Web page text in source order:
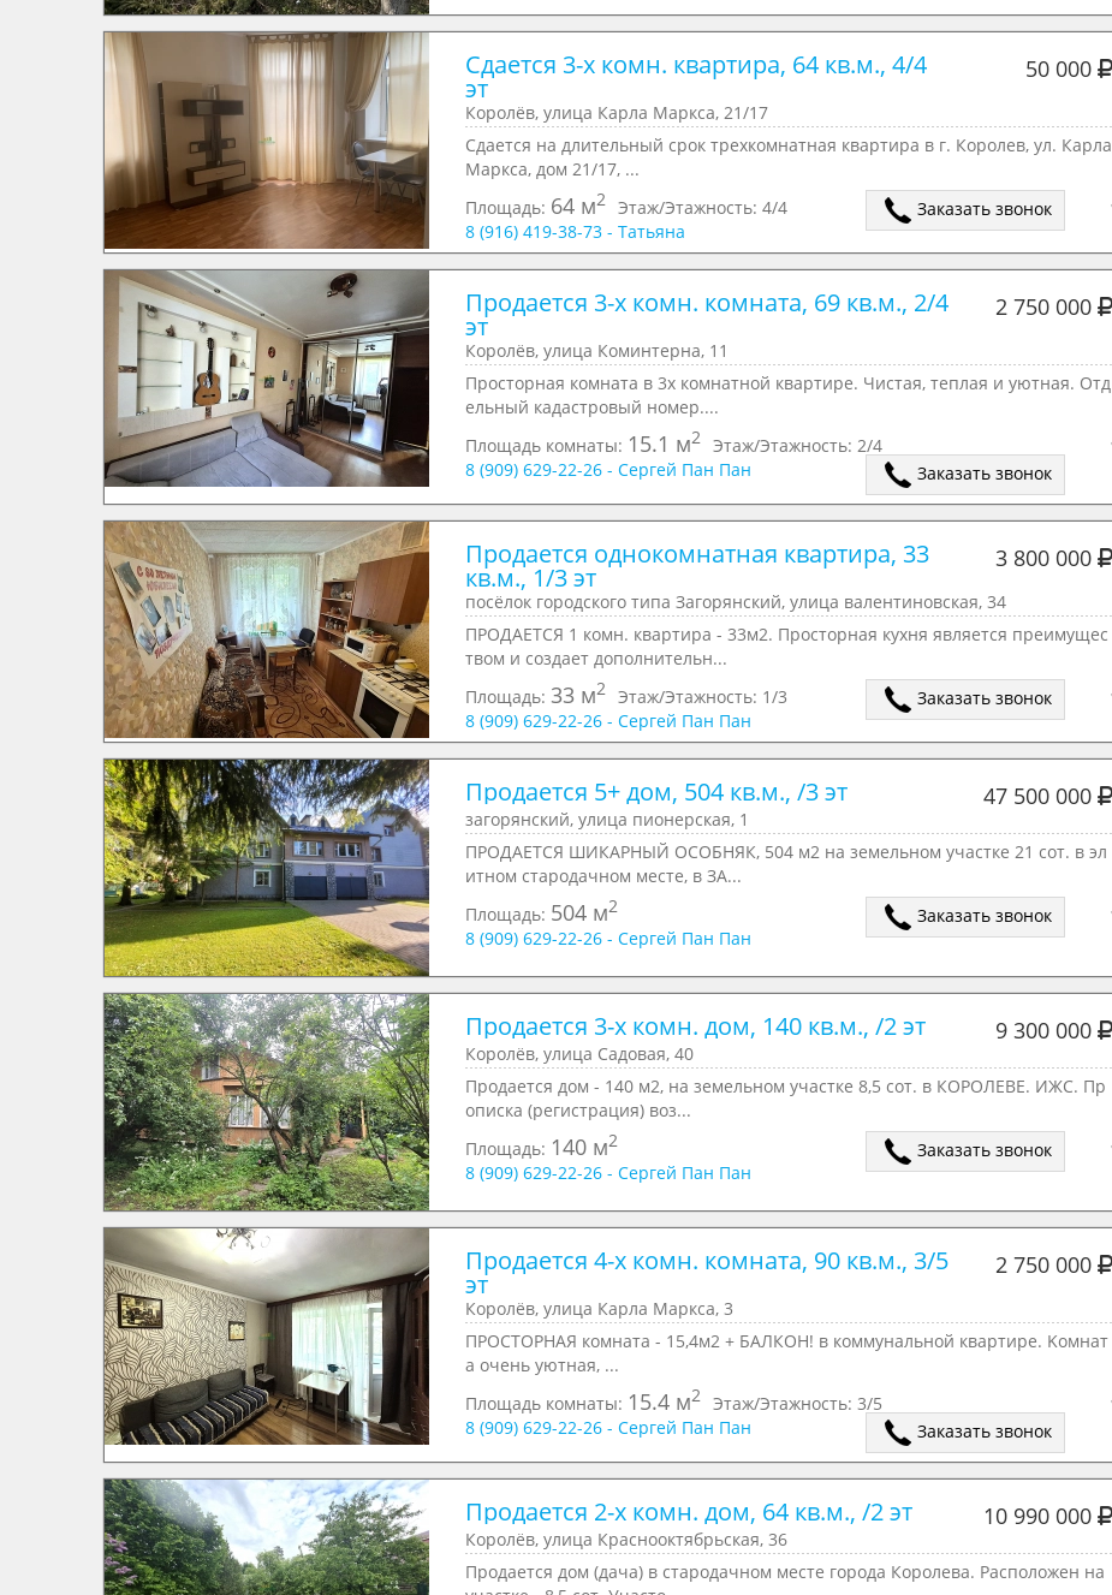
Сдается 3-х комн. квартира, 64 кв.м., 4/4
эт
50 000
Королёв, улица Карла Маркса, 21/17
Сдается на длительный срок трехкомнатная квартира в г. Королев, ул. Карла
Маркса, дом 21/17, ...
Площадь: 64 м2 Этаж/Этажность: 4/4
Заказать звонок
8 (916) 419-38-73 - Татьяна
Продается 3-х комн. комната, 69 кв.м., 2/4
эт
2 750 000
Королёв, улица Коминтерна, 11
Просторная комната в 3х комнатной квартире. Чистая, теплая и уютная. Отд
ельный кадастровый номер....
Площадь комнаты: 15.1 м2 Этаж/Этажность: 2/4
Заказать звонок
8 (909) 629-22-26 - Сергей Пан Пан
Продается однокомнатная квартира, 33
кв.м., 1/3 эт
3 800 000
посёлок городского типа Загорянский, улица валентиновская, 34
ПРОДАЕТСЯ 1 комн. квартира - 33м2. Просторная кухня является преимущес
твом и создает дополнительн...
Площадь: 33 м2 Этаж/Этажность: 1/3
Заказать звонок
8 (909) 629-22-26 - Сергей Пан Пан
Продается 5+ дом, 504 кв.м., /3 эт 47 500 000
загорянский, улица пионерская, 1
ПРОДАЕТСЯ ШИКАРНЫЙ ОСОБНЯК, 504 м2 на земельном участке 21 сот. в эл
итном стародачном месте, в ЗА...
Площадь: 504 м2
Заказать звонок
8 (909) 629-22-26 - Сергей Пан Пан
Продается 3-х комн. дом, 140 кв.м., /2 эт 9 300 000
Королёв, улица Садовая, 40
Продается дом - 140 м2, на земельном участке 8,5 сот. в КОРОЛЕВЕ. ИЖС. Пр
описка (регистрация) воз...
Площадь: 140 м2
Заказать звонок
8 (909) 629-22-26 - Сергей Пан Пан
Продается 4-х комн. комната, 90 кв.м., 3/5
эт
2 750 000
Королёв, улица Карла Маркса, 3
ПPOСTОРНAЯ комната - 15,4м2 + БАЛКОН! в коммунальной кваpтирe. Kомнат
a oчень уютнaя, ...
Площадь комнаты: 15.4 м2 Этаж/Этажность: 3/5
Заказать звонок
8 (909) 629-22-26 - Сергей Пан Пан
Продается 2-х комн. дом, 64 кв.м., /2 эт 10 990 000
Королёв, улица Краснооктябрьская, 36
Продается дом (дача) в стародачном месте города Королева. Расположен на